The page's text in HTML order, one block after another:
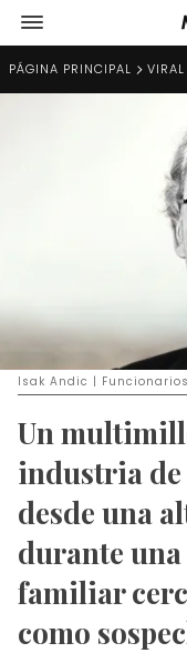
PÁGINA PRINCIPAL VIRAL
Isak Andic |
Un
industria de
desde una
durante
familiar
como